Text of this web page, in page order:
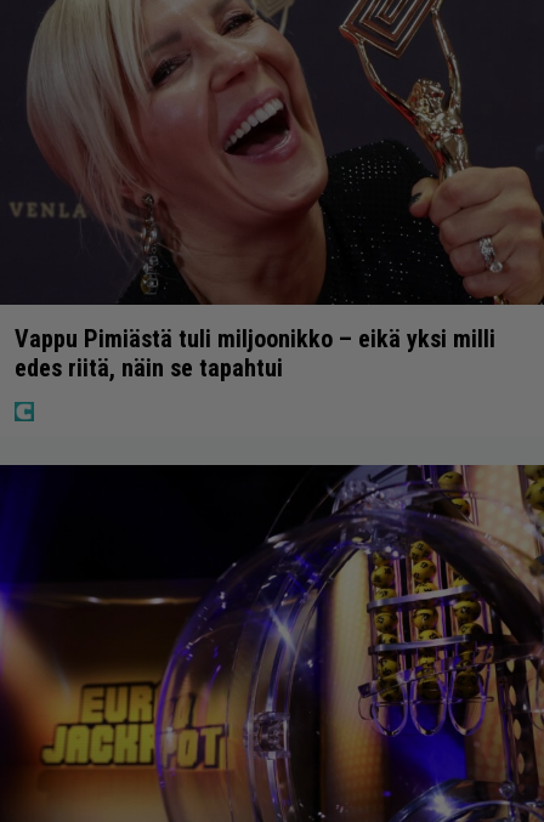
Vappu Pimiästä tuli miljoonikko – eikä yksi milli
edes riitä, näin se tapahtui